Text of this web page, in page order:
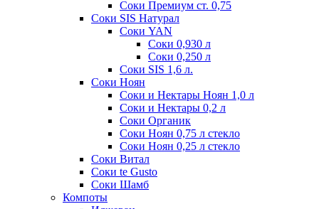
Соки Премиум ст. 0,75
Соки SIS Натурал
Соки YAN
Соки 0,930 л
Соки 0,250 л
Соки SIS 1,6 л.
Соки Ноян
Соки и Нектары Ноян 1,0 л
Соки и Нектары 0,2 л
Соки Органик
Соки Ноян 0,75 л стекло
Соки Ноян 0,25 л стекло
Соки Витал
Соки te Gusto
Соки Шамб
Компоты